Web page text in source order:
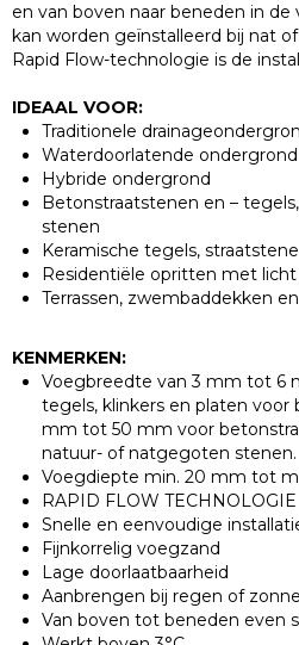
en van boven naar beneden in
kan worden geïnstalleerd bij nat
Rapid Flow-technologie is de
IDEAAL VOOR:
Traditionele
Waterdoorlatende ondergrond
Hybride ondergrond
Betonstraatstenen en –
stenen
Keramische tegels,
Residentiële opritten met
Terrassen, zwembaddekken
KENMERKEN:
Voegbreedte van 3 mm tot 6
tegels, klinkers en platen
mm tot 50 mm voor
natuur- of natgegoten stenen.
Voegdiepte min. 20 mm tot
RAPID FLOW TECHNOLOGIE
Snelle en eenvoudige
Fijnkorrelig voegzand
Lage doorlaatbaarheid
Aanbrengen bij regen of
Van boven tot beneden even